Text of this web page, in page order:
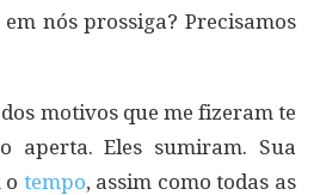
nós prossiga? Precisamos
motivos que me fizeram te
aperta. Eles sumiram. Sua
o tempo, assim como todas as